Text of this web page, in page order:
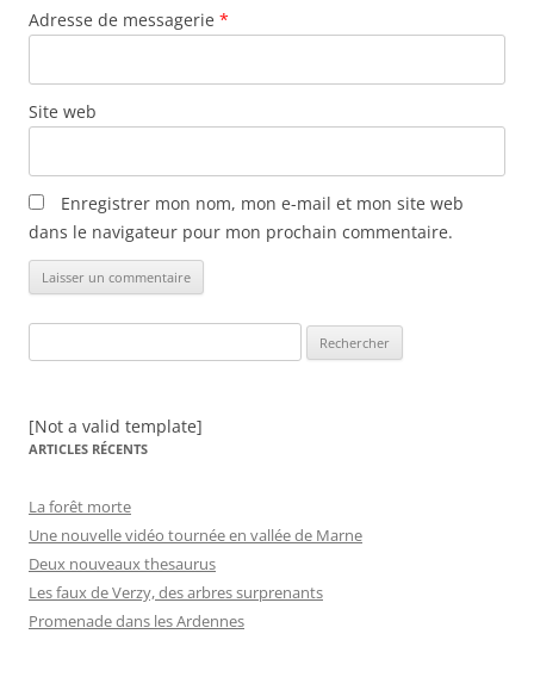
Adresse de messagerie *
Site web
Enregistrer mon nom, mon e-mail et mon site web
dans le navigateur pour mon prochain commentaire.
[Not a valid template]
ARTICLES RÉCENTS
La forêt morte
Une nouvelle vidéo tournée en vallée de Marne
Deux nouveaux thesaurus
Les faux de Verzy, des arbres surprenants
Promenade dans les Ardennes